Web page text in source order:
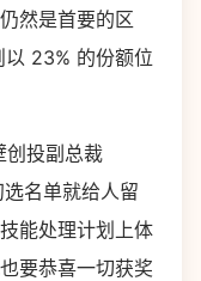
然是首要的区
23% 的份额位
创投副总裁
名单就给人留
能处理计划上体
要恭喜一切获奖